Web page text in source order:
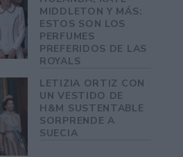
MIDDLETON Y MÁS:
ESTOS SON LOS
PERFUMES
PREFERIDOS DE LAS
ROYALS
LETIZIA ORTIZ CON
UN VESTIDO DE
H&M SUSTENTABLE
SORPRENDE A
SUECIA